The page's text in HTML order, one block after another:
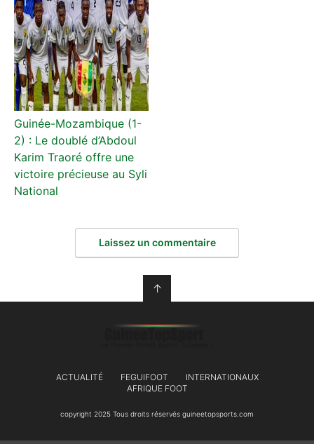
Guinée-Mozambique (1-
2) : Le doublé d’Abdoul
Karim Traoré offre une
victoire précieuse au Syli
National
Laissez un commentaire
↑
ACTUALITÉ FEGUIFOOT
INTERNATIONAUX
AFRIQUE FOOT
copyright 2025 Tous droits réservés guineetopsports.com